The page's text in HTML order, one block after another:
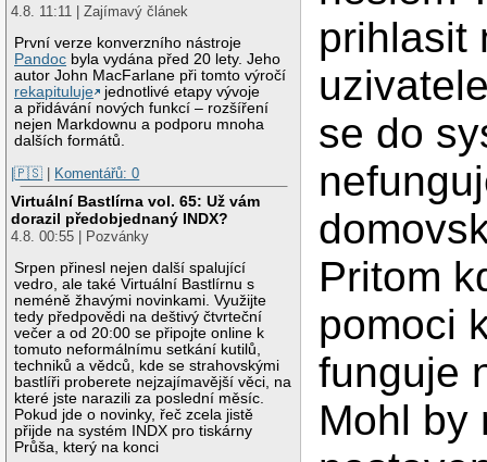
4.8. 11:11 | Zajímavý článek
První verze konverzního nástroje
Pandoc byla vydána před 20 lety. Jeho
autor John MacFarlane při tomto výročí
rekapituluje
jednotlivé etapy vývoje
a přidávání nových funkcí – rozšíření
nejen Markdownu a podporu mnoha
dalších formátů.
|🇵🇸 | Komentářů: 0
Virtuální Bastlírna vol. 65: Už vám
dorazil předobjednaný INDX?
4.8. 00:55 | Pozvánky
Srpen přinesl nejen další spalující
vedro, ale také Virtuální Bastlírnu s
neméně žhavými novinkami. Využijte
tedy předpovědi na deštivý čtvrteční
večer a od 20:00 se připojte online k
tomuto neformálnímu setkání kutilů,
techniků a vědců, kde se strahovskými
bastlíři proberete nejzajímavější věci, na
které jste narazili za poslední měsíc.
Pokud jde o novinky, řeč zcela jistě
přijde na systém INDX pro tiskárny
Průša, který na konci
prihlasit
se do
Pritom
pomoci
funguje
Mohl by